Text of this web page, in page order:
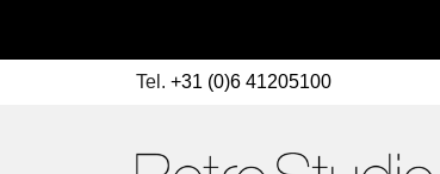
Tel. +31 (0)6 41205100